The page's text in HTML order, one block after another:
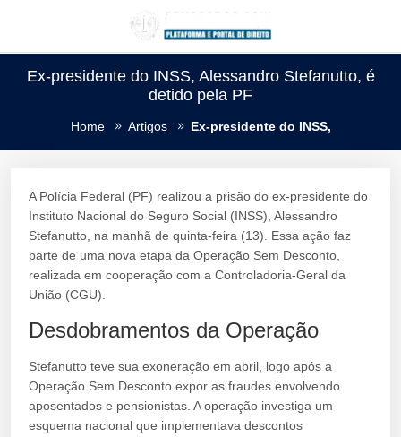
Ex-presidente do INSS, Alessandro Stefanutto, é
detido pela PF
Home Artigos Ex-presidente do INSS,
A Polícia Federal (PF) realizou a prisão do ex-presidente do
Instituto Nacional do Seguro Social (INSS), Alessandro
Stefanutto, na manhã de quinta-feira (13). Essa ação faz
parte de uma nova etapa da Operação Sem Desconto,
realizada em cooperação com a Controladoria-Geral da
União (CGU).
Desdobramentos da Operação
Stefanutto teve sua exoneração em abril, logo após a
Operação Sem Desconto expor as fraudes envolvendo
aposentados e pensionistas. A operação investiga um
esquema nacional que implementava descontos